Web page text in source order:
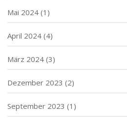
Mai 2024 (1)
April 2024 (4)
März 2024 (3)
Dezember 2023 (2)
September 2023 (1)